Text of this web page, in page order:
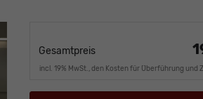
Gesamtpreis
incl. 19% MwSt., den Kosten für Überführung und